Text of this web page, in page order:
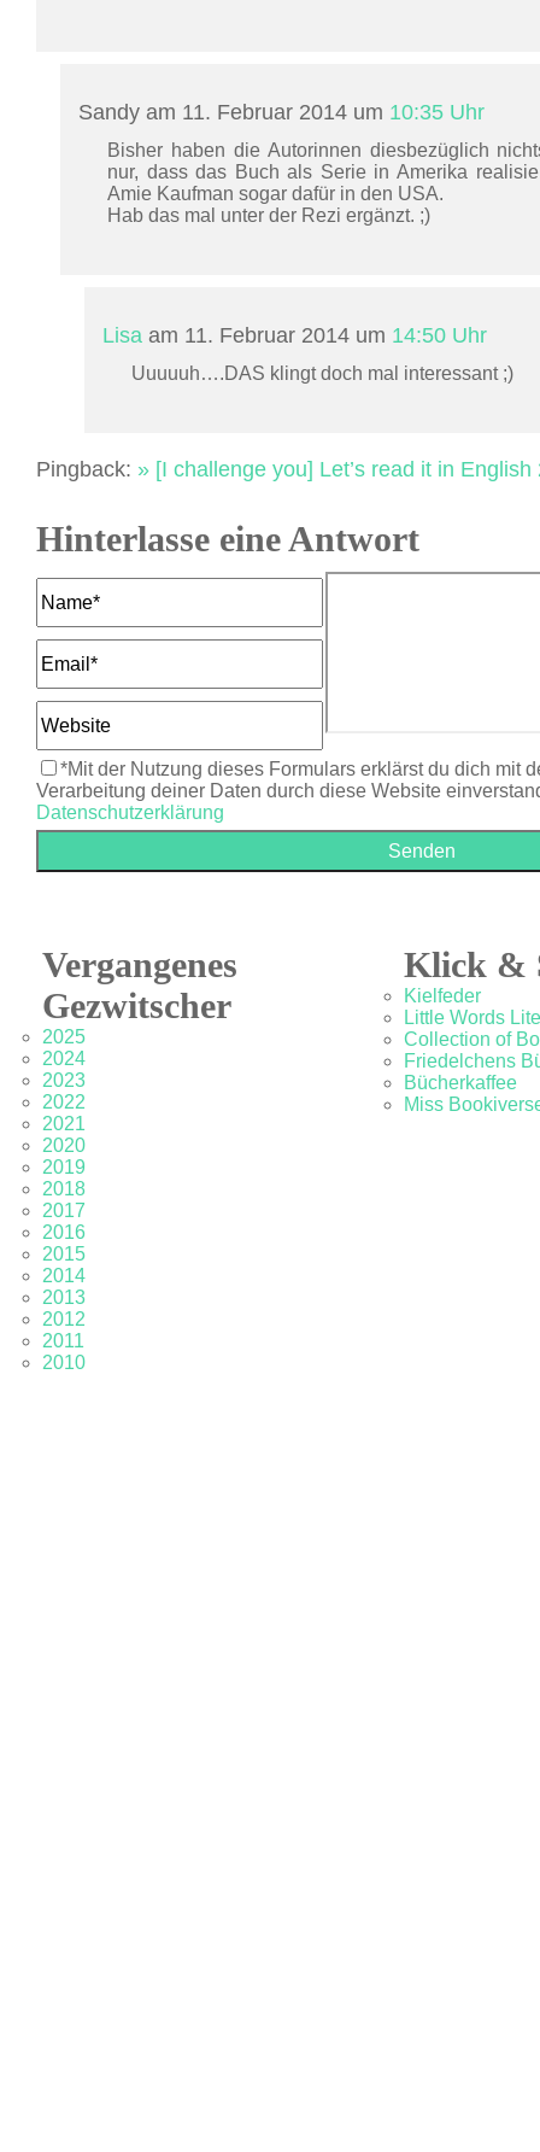
Sandy am 11. Februar 2014 um 10:35 Uhr
Bisher haben die Autorinnen diesbezüglich
nur, dass das Buch als Serie in Amerika
Amie Kaufman sogar dafür in den USA.
Hab das mal unter der Rezi ergänzt. ;)
Lisa am 11. Februar 2014 um 14:50 Uhr
Uuuuuh….DAS klingt doch mal interessant ;)
Pingback: » [I challenge you] Let’s read it in
Hinterlasse eine Antwort
*Mit der Nutzung dieses Formulars erklärst du dich mit
Verarbeitung deiner Daten durch diese Website
Datenschutzerklärung
Vergangenes
Gezwitscher
2025
2024
2023
2022
2021
2020
2019
2018
2017
2016
2015
2014
2013
2012
2011
2010
Klick &
Kielfeder
Little Words
Collection of
Friedelchens
Bücherkaffee
Miss